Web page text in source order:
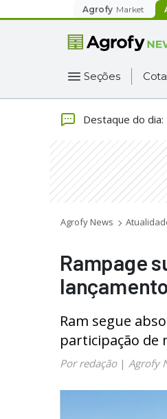
Agrofy Market
Seções
Destaque do dia:
Agrofy News
Rampage
lançamento
Ram segue
participação de
Por redação| Agrofy